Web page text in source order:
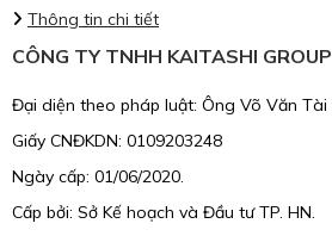
Thông tin chi tiết
CÔNG TY TNHH KAITASHI GROUP
Đại diện theo pháp luật: Ông Võ Văn Tài
Giấy CNĐKDN: 0109203248
Ngày cấp: 01/06/2020.
Cấp bởi: Sở Kế hoạch và Đầu tư TP. HN.